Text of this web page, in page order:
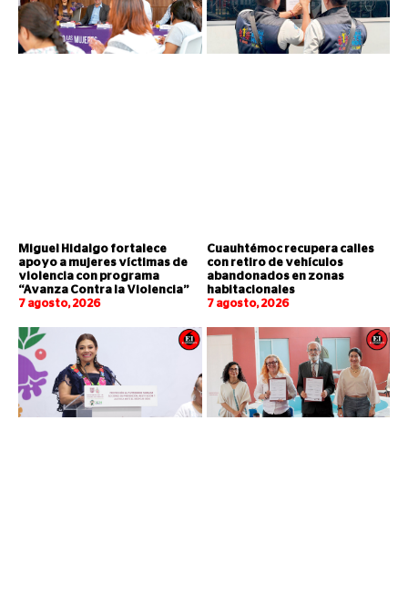
Miguel Hidalgo fortalece
apoyo a mujeres víctimas de
violencia con programa
“Avanza Contra la Violencia”
7 agosto, 2026
Cuauhtémoc recupera calles
con retiro de vehículos
abandonados en zonas
habitacionales
7 agosto, 2026